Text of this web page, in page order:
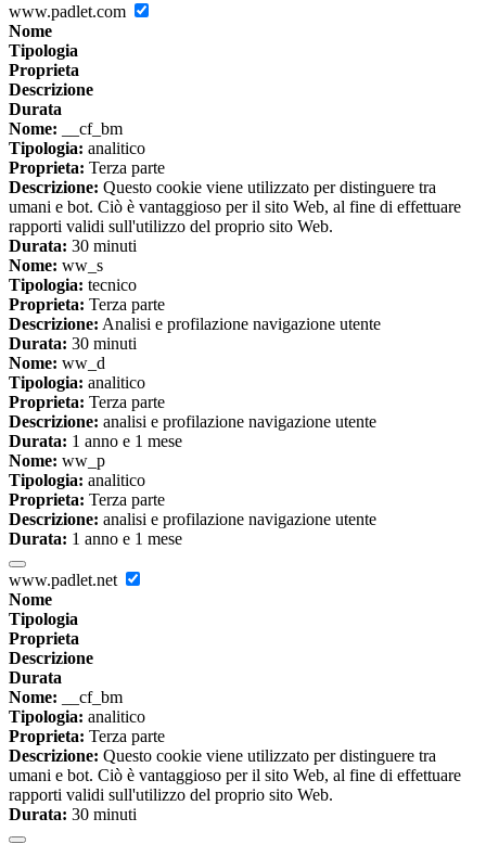
www.padlet.com
Nome
Tipologia
Proprieta
Descrizione
Durata
Nome: __cf_bm
Tipologia: analitico
Proprieta: Terza parte
Descrizione: Questo cookie viene utilizzato per distinguere tra
umani e bot. Ciò è vantaggioso per il sito Web, al fine di effettuare
rapporti validi sull'utilizzo del proprio sito Web.
Durata: 30 minuti
Nome: ww_s
Tipologia: tecnico
Proprieta: Terza parte
Descrizione: Analisi e profilazione navigazione utente
Durata: 30 minuti
Nome: ww_d
Tipologia: analitico
Proprieta: Terza parte
Descrizione: analisi e profilazione navigazione utente
Durata: 1 anno e 1 mese
Nome: ww_p
Tipologia: analitico
Proprieta: Terza parte
Descrizione: analisi e profilazione navigazione utente
Durata: 1 anno e 1 mese
www.padlet.net
Nome
Tipologia
Proprieta
Descrizione
Durata
Nome: __cf_bm
Tipologia: analitico
Proprieta: Terza parte
Descrizione: Questo cookie viene utilizzato per distinguere tra
umani e bot. Ciò è vantaggioso per il sito Web, al fine di effettuare
rapporti validi sull'utilizzo del proprio sito Web.
Durata: 30 minuti